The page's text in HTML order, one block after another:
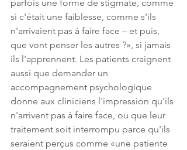
parfois une forme de stigmate, comme
si c'était une faiblesse, comme s'ils
n'arrivaient pas à faire face – et puis,
que vont penser les autres ?», si jamais
ils l'apprennent. Les patients craignent
aussi que demander un
accompagnement psychologique
donne aux cliniciens l'impression qu'ils
n'arrivent pas à faire face, ou que leur
traitement soit interrompu parce qu'ils
seraient perçus comme «une patiente